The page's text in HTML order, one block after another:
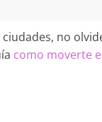
ciudades, no
como moverte